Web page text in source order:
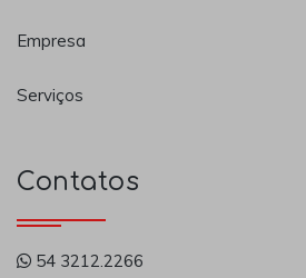
Empresa
Serviços
Contatos
54 3212.2266